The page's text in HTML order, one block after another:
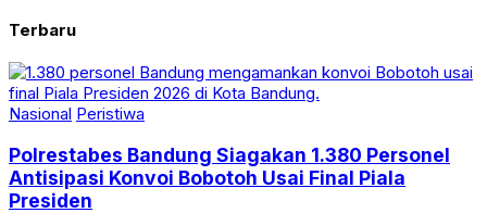
Terbaru
Nasional Peristiwa
Polrestabes Bandung Siagakan 1.380 Personel
Antisipasi Konvoi Bobotoh Usai Final Piala
Presiden